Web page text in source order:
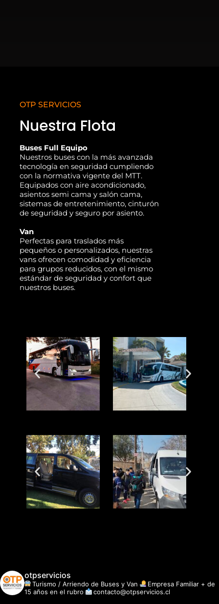
OTP SERVICIOS
Nuestra Flota
Buses Full Equipo
Nuestros buses con la más avanzada
tecnología en seguridad cumpliendo
con la normativa vigente del MTT.
Equipados con aire acondicionado,
asientos semi cama y salón cama,
sistemas de entretenimiento, cinturón
de seguridad y seguro por asiento.
Van
Perfectas para traslados más
pequeños o personalizados, nuestras
vans ofrecen comodidad y eficiencia
para grupos reducidos, con el mismo
estándar de seguridad y confort que
nuestros buses.
otpservicios
Turismo / Arriendo de Buses y Van
Empresa Familiar + de
15 años en el rubro
contacto@otpservicios.cl